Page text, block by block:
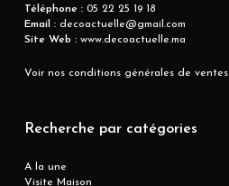
Téléphone :05 22 25 19 18
Email :decoactuelle@gmail.com
Site Web :www.decoactuelle.ma
Voir nos conditions générales de ventes
Recherche par catégories
A la une
Visite Maison